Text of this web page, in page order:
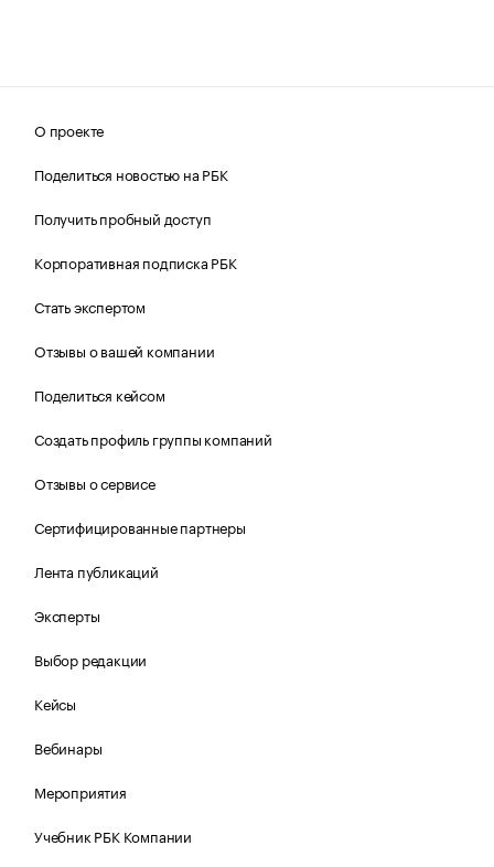
О проекте
Поделиться новостью на РБК
Получить пробный доступ
Корпоративная подписка РБК
Стать экспертом
Отзывы о вашей компании
Поделиться кейсом
Создать профиль группы компаний
Отзывы о сервисе
Сертифицированные партнеры
Лента публикаций
Эксперты
Выбор редакции
Кейсы
Вебинары
Мероприятия
Учебник РБК Компании